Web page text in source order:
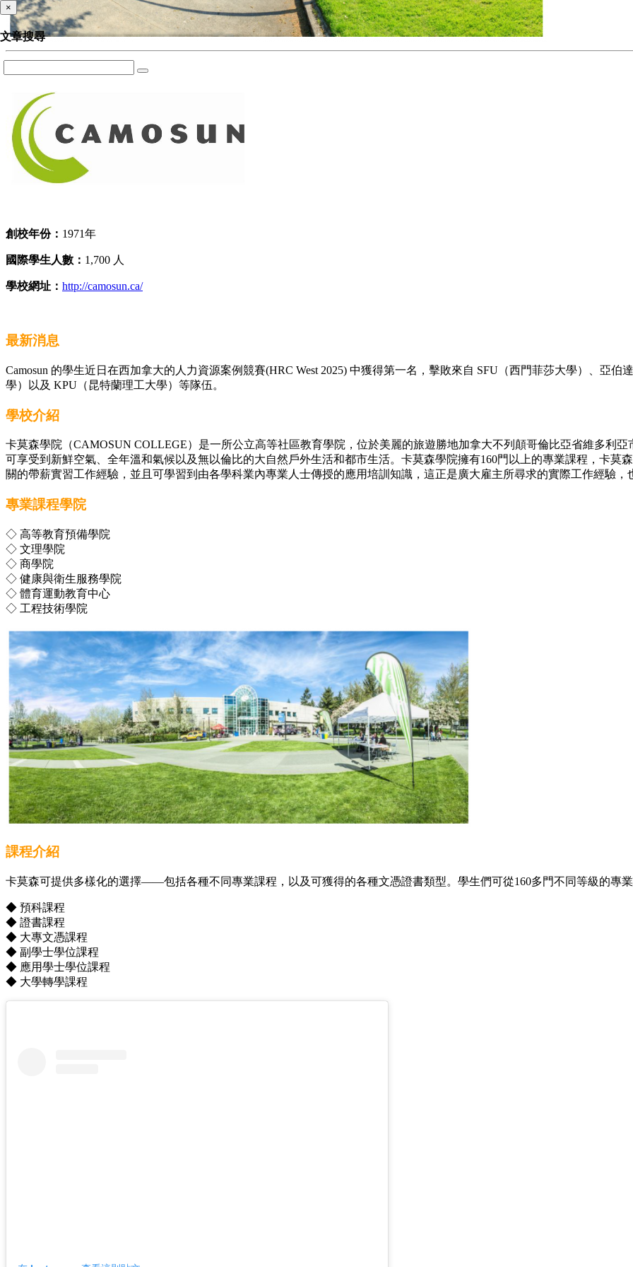
創校年份： 1971年
國際學生人數： 1,700 人
學校網址： http://camosun.ca/
最新消息
Camosun 的學生近日在西加拿大的人力資源案例競賽(HRC West 2025) 中獲得第一名，擊敗來自 SFU（西門菲莎大學）、亞伯
學）以及 KPU（昆特蘭理工大學）等隊伍。
學校介紹
卡莫森學院（CAMOSUN COLLEGE）是一所公立高等社區教育學院，位於美麗的旅遊勝地加拿大不列顛哥倫比亞省維多利
可享受到新鮮空氣、全年溫和氣候以及無以倫比的大自然戶外生活和都市生活。卡莫森學院擁有160門以上的專業課程，卡
關的帶薪實習工作經驗，並且可學習到由各學科業內專業人士傳授的應用培訓知識，這正是廣大雇主所尋求的實際工作經驗，
專業課程學院
◇ 高等教育預備學院
◇ 文理學院
◇ 商學院
◇ 健康與衛生服務學院
◇ 體育運動教育中心
◇ 工程技術學院
課程介紹
卡莫森可提供多樣化的選擇——包括各種不同專業課程，以及可獲得的各種文憑證書類型。學生們可從160多門不同等級的專業
◆ 預科課程
◆ 證書課程
◆ 大專文憑課程
◆ 副學士學位課程
◆ 應用學士學位課程
◆ 大學轉學課程
×
文章搜尋